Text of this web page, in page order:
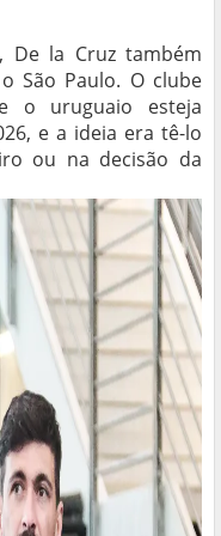
De la Cruz também
São Paulo. O clube
o uruguaio esteja
e a ideia era tê-lo
ou na decisão da